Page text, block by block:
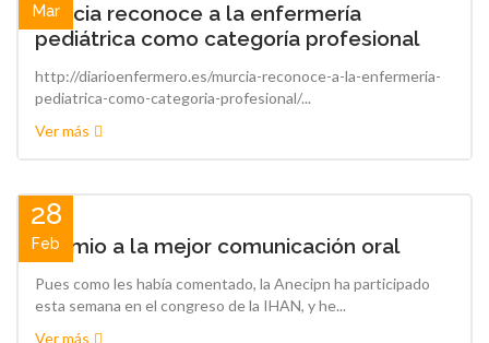
Mar
Murcia reconoce a la enfermería
pediátrica como categoría profesional
http://diarioenfermero.es/murcia-reconoce-a-la-enfermeria-
pediatrica-como-categoria-profesional/...
Ver más
28
Feb
Premio a la mejor comunicación oral
Pues como les había comentado, la Anecipn ha participado
esta semana en el congreso de la IHAN, y he...
Ver más